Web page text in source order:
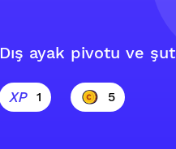
Dış ayak pivotu ve şut
1 5